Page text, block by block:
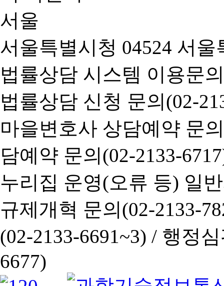
서울특별시청 04524 서
법률상담 시스템 이용문
법률상담 신청 문의(02-
마을변호사 상담예약 문
담예약 문의(02-2133-
누리집 운영(오류 등) 일
규제개혁 문의(02-2133-
(02-2133-6691~3) / 행정심
6677)